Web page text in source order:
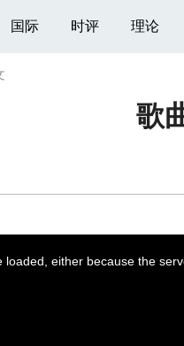
国际 时评 理论
歌
either because the